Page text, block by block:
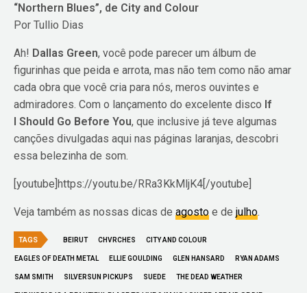
“Northern Blues”, de City and Colour
Por Tullio Dias
Ah! Dallas Green, você pode parecer um álbum de
figurinhas que peida e arrota, mas não tem como não amar
cada obra que você cria para nós, meros ouvintes e
admiradores. Com o lançamento do excelente disco If
I Should Go Before You, que inclusive já teve algumas
canções divulgadas aqui nas páginas laranjas, descobri
essa belezinha de som.
[youtube]https://youtu.be/RRa3KkMljK4[/youtube]
Veja também as nossas dicas deagosto e dejulho.
TAGS BEIRUT CHVRCHES CITY AND COLOUR
EAGLES OF DEATH METAL ELLIE GOULDING GLEN HANSARD RYAN ADAMS
SAM SMITH SILVERSUN PICKUPS SUEDE THE DEAD WEATHER